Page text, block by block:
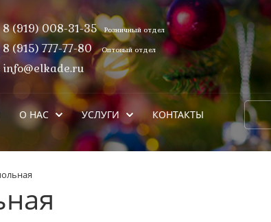
8 (919) 008-31-35 Розничный отдел
8 (915) 777-77-80 Оптовый отдел
info@elkade.ru
О НАС УСЛУГИ КОНТАКТЫ